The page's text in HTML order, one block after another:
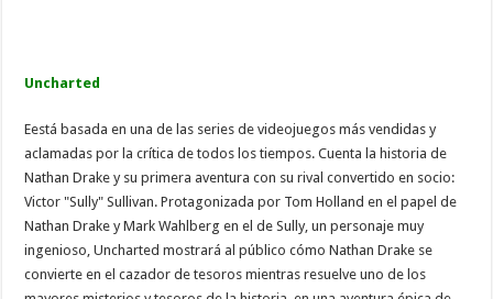
Uncharted
Eestá basada en una de las series de videojuegos más vendidas y
aclamadas por la crítica de todos los tiempos. Cuenta la historia de
Nathan Drake y su primera aventura con su rival convertido en socio:
Victor "Sully" Sullivan. Protagonizada por Tom Holland en el papel de
Nathan Drake y Mark Wahlberg en el de Sully, un personaje muy
ingenioso, Uncharted mostrará al público cómo Nathan Drake se
convierte en el cazador de tesoros mientras resuelve uno de los